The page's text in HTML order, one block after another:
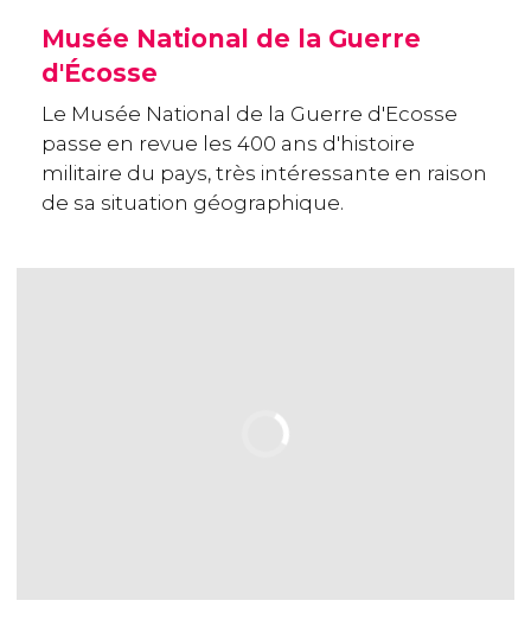
Musée National de la Guerre
d'Écosse
Le Musée National de la Guerre d'Ecosse
passe en revue les 400 ans d'histoire
militaire du pays, très intéressante en raison
de sa situation géographique.